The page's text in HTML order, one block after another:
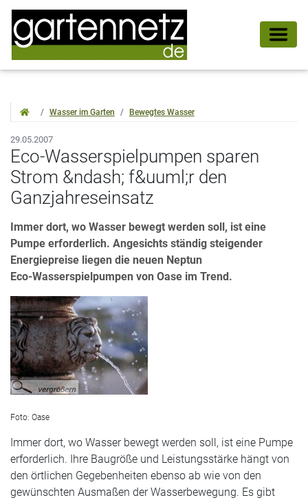
Wasser im Garten Bewegtes Wasser
29.05.2007
Eco-Wasserspielpumpen sparen
Strom &ndash; f&uuml;r den
Ganzjahreseinsatz
Immer dort, wo Wasser bewegt werden soll, ist eine
Pumpe erforderlich. Angesichts ständig steigender
Energiepreise liegen die neuen Neptun
Eco-Wasserspielpumpen von Oase im Trend.
Foto: Oase
Immer dort, wo Wasser bewegt werden soll, ist eine Pumpe
erforderlich. Ihre Baugröße und Leistungsstärke hängt von
den örtlichen Gegebenheiten ebenso ab wie von den
gewünschten Ausmaßen der Wasserbewegung. Es gibt